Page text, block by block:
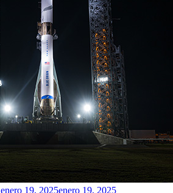
enero 19, 2025enero 19, 2025